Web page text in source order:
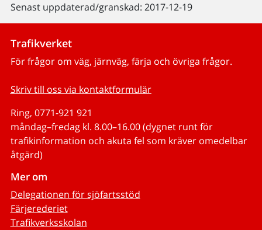
Senast uppdaterad/granskad: 2017-12-19
Trafikverket
För frågor om väg, järnväg, färja och övriga frågor.
Skriv till oss via kontaktformulär
Ring, 0771-921 921
måndag–fredag kl. 8.00–16.00 (dygnet runt för
trafikinformation och akuta fel som kräver omedelbar
åtgärd)
Mer om
Delegationen för sjöfartsstöd
Färjerederiet
Trafikverksskolan